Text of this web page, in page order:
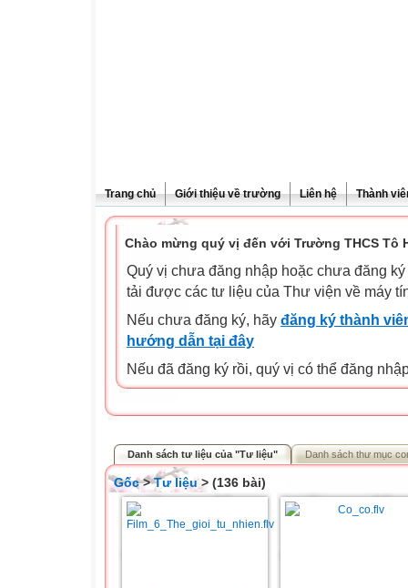
Trang chủ Giới thiệu về trường Liên hệ Thành
Chào mừng quý vị đến với Trường THCS Tô
Quý vị chưa đăng nhập hoặc chưa đăng
tải được các tư liệu của Thư viện về máy
Nếu chưa đăng ký, hãy đăng ký thành
hướng dẫn tại đây
Nếu đã đăng ký rồi, quý vị có thể đăng
Danh sách tư liệu của "Tư liệu" Danh sách thư mục
Gốc>Tư liệu> (136 bài)